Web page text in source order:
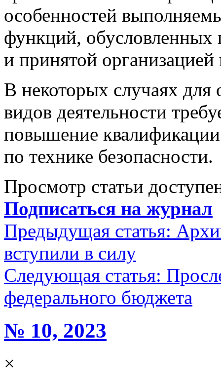
особенностей
функций,
и принятой организацией
В некоторых случаях для
видов деятельности
повышение
по технике безопасности.
Просмотр статьи
Подписаться на журнал
Предыдущая статья:
вступили в силу
Следующая статья:
федерального бюджета
№ 10, 2023
×